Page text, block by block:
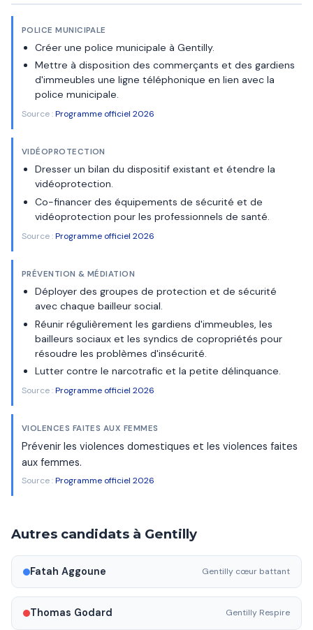
POLICE MUNICIPALE
Créer une police municipale à Gentilly.
Mettre à disposition des commerçants et des gardiens
d'immeubles une ligne téléphonique en lien avec la
police municipale.
Source :Programme officiel 2026
VIDÉOPROTECTION
Dresser un bilan du dispositif existant et étendre la
vidéoprotection.
Co-financer des équipements de sécurité et de
vidéoprotection pour les professionnels de santé.
Source :Programme officiel 2026
PRÉVENTION & MÉDIATION
Déployer des groupes de protection et de sécurité
avec chaque bailleur social.
Réunir régulièrement les gardiens d'immeubles, les
bailleurs sociaux et les syndics de copropriétés pour
résoudre les problèmes d'insécurité.
Lutter contre le narcotrafic et la petite délinquance.
Source :Programme officiel 2026
VIOLENCES FAITES AUX FEMMES
Prévenir les violences domestiques et les violences faites
aux femmes.
Source :Programme officiel 2026
Autres candidats à Gentilly
Fatah Aggoune Gentilly cœur battant
Thomas Godard Gentilly Respire